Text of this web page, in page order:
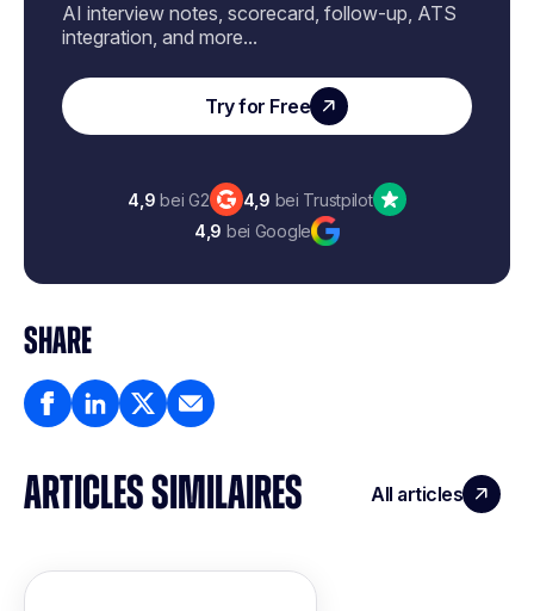
AI interview notes, scorecard, follow-up, ATS
integration, and more...
Try for Free
4,9 bei G2 4,9 bei Trustpilot
4,9 bei Google
SHARE
ARTICLES SIMILAIRES All articles